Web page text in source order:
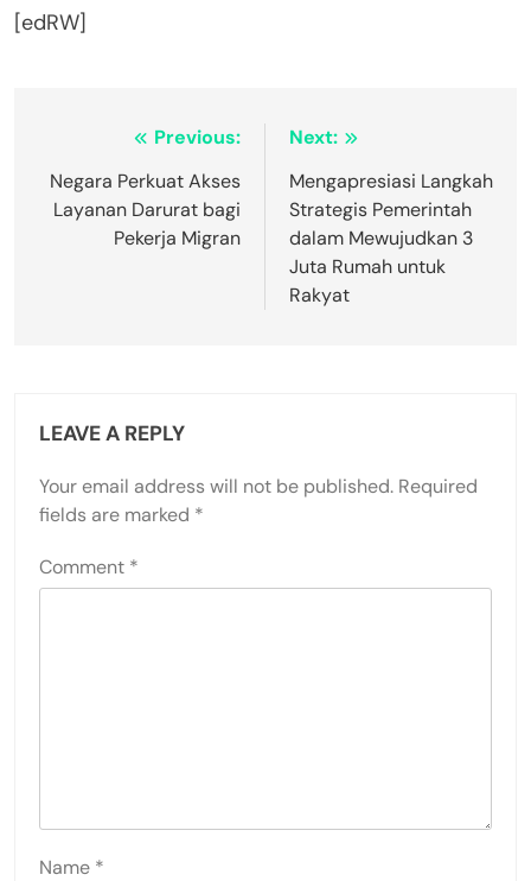
[edRW]
navigation
Previous:
Negara Perkuat Akses
Layanan Darurat bagi
Pekerja Migran
Next:
Mengapresiasi Langkah
Strategis Pemerintah
dalam Mewujudkan 3
Juta Rumah untuk
Rakyat
LEAVE A REPLY
Your email address will not be published. Required
fields are marked *
Comment *
Name *